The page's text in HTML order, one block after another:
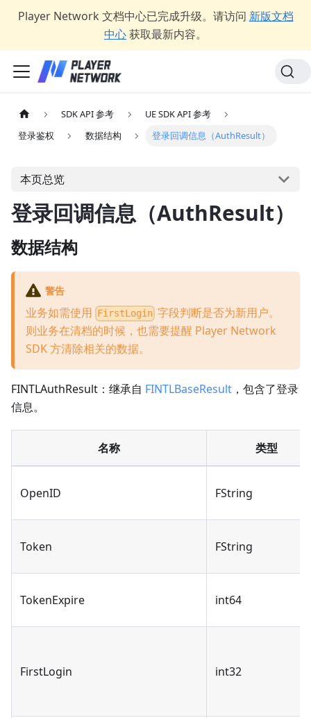
Player Network 文档中心已完成升级。请访问 新版文档
中心获取最新内容。
SDK API 参考
UE SDK API 参考
登录鉴权
数据结构 登录回调信息（AuthResult）
本页总览
登录回调信息（AuthResult）
数据结构
警告
业务如需使用 FirstLogin 字段判断是否为新用户。
则业务在清档的时候，也需要提醒 Player Network
SDK 方清除相关的数据。
FINTLAuthResult：继承自 FINTLBaseResult ，包含了登录
信息。
名称 类型
OpenID FString
Token FString
TokenExpire int64
FirstLogin int32